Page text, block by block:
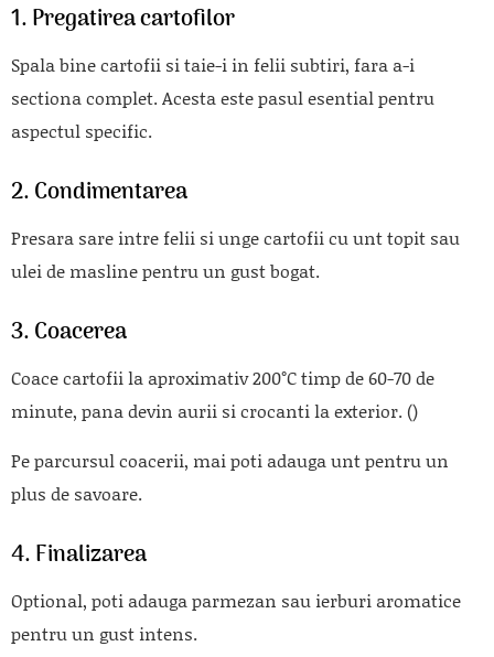
1. Pregatirea cartofilor
Spala bine cartofii si taie-i in felii subtiri, fara a-i
sectiona complet. Acesta este pasul esential pentru
aspectul specific.
2. Condimentarea
Presara sare intre felii si unge cartofii cu unt topit sau
ulei de masline pentru un gust bogat.
3. Coacerea
Coace cartofii la aproximativ 200°C timp de 60-70 de
minute, pana devin aurii si crocanti la exterior. ()
Pe parcursul coacerii, mai poti adauga unt pentru un
plus de savoare.
4. Finalizarea
Optional, poti adauga parmezan sau ierburi aromatice
pentru un gust intens.